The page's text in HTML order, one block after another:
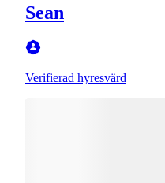
Sean
Verifierad hyresvärd